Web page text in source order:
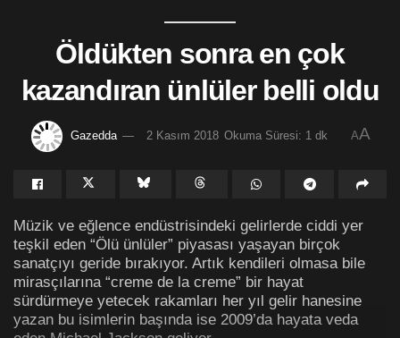
Öldükten sonra en çok
kazandıran ünlüler belli oldu
Gazedda 2 Kasım 2018 Okuma Süresi: 1 dk AA
Müzik ve eğlence endüstrisindeki gelirlerde ciddi yer
teşkil eden “Ölü ünlüler” piyasası yaşayan birçok
sanatçıyı geride bırakıyor. Artık kendileri olmasa bile
mirasçılarına “creme de la creme” bir hayat
sürdürmeye yetecek rakamları her yıl gelir hanesine
yazan bu isimlerin başında ise 2009’da hayata veda